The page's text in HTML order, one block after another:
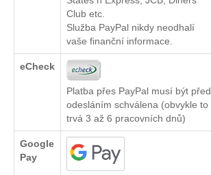
Club etc.
Služba PayPal nikdy neodhalí
vaše finanční informace.
eCheck
Platba přes PayPal musí být před
odesláním schválena (obvykle to
trvá 3 až 6 pracovních dnů)
Google
Pay